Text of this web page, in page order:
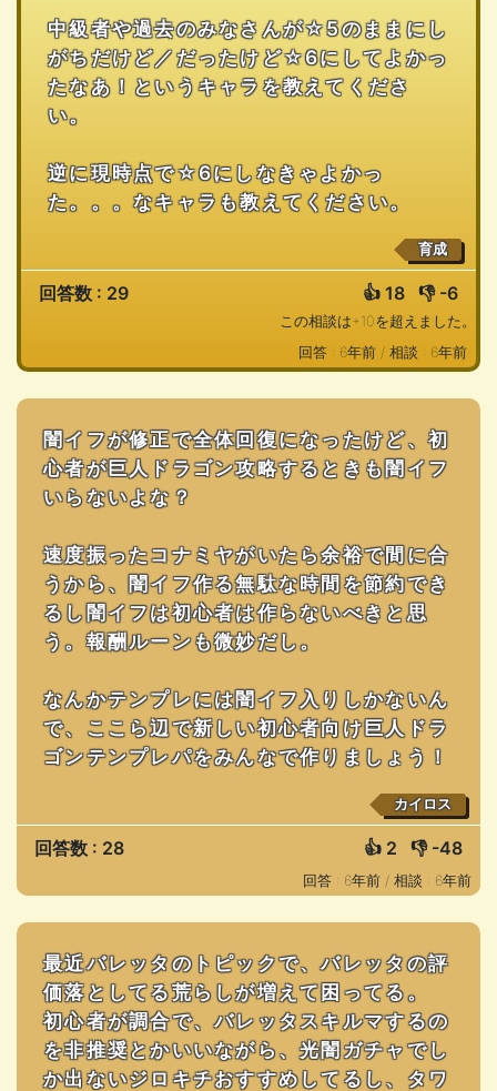
中級者や過去のみなさんが☆5のままにし
がちだけど／だったけど☆6にしてよかっ
たなあ！というキャラを教えてくださ
い。
逆に現時点で☆6にしなきゃよかっ
た。。。なキャラも教えてください。
育成
回答数 : 29 👍 18 👎 -6
この相談は+10を超えました。
回答 : 6年前 / 相談 : 6年前
闇イフが修正で全体回復になったけど、初
心者が巨人ドラゴン攻略するときも闇イフ
いらないよな？
速度振ったコナミヤがいたら余裕で間に合
うから、闇イフ作る無駄な時間を節約でき
るし闇イフは初心者は作らないべきと思
う。報酬ルーンも微妙だし。
なんかテンプレには闇イフ入りしかないん
で、ここら辺で新しい初心者向け巨人ドラ
ゴンテンプレパをみんなで作りましょう！
カイロス
回答数 : 28 👍 2 👎 -48
回答 : 6年前 / 相談 : 6年前
最近バレッタのトピックで、バレッタの評
価落としてる荒らしが増えて困ってる。
初心者が調合で、バレッタスキルマするの
を非推奨とかいいながら、光闇ガチャでし
か出ないジロキチおすすめしてるし、タワ